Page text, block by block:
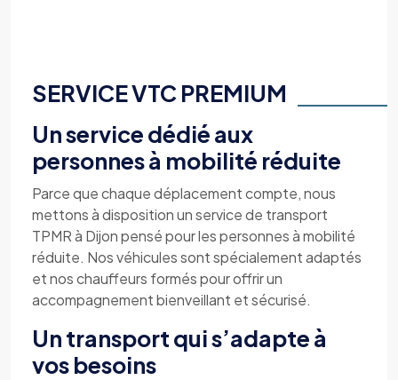
SERVICE VTC PREMIUM
Un service dédié aux
personnes à mobilité réduite
Parce que chaque déplacement compte, nous
mettons à disposition un service de transport
TPMR à Dijon pensé pour les personnes à mobilité
réduite. Nos véhicules sont spécialement adaptés
et nos chauffeurs formés pour offrir un
accompagnement bienveillant et sécurisé.
Un transport qui s’adapte à
vos besoins